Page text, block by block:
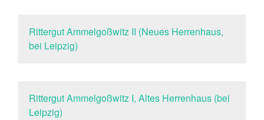
Rittergut Ammelgoßwitz II (Neues Herrenhaus,
bei Leipzig)
Rittergut Ammelgoßwitz I, Altes Herrenhaus (bei
Leipzig)